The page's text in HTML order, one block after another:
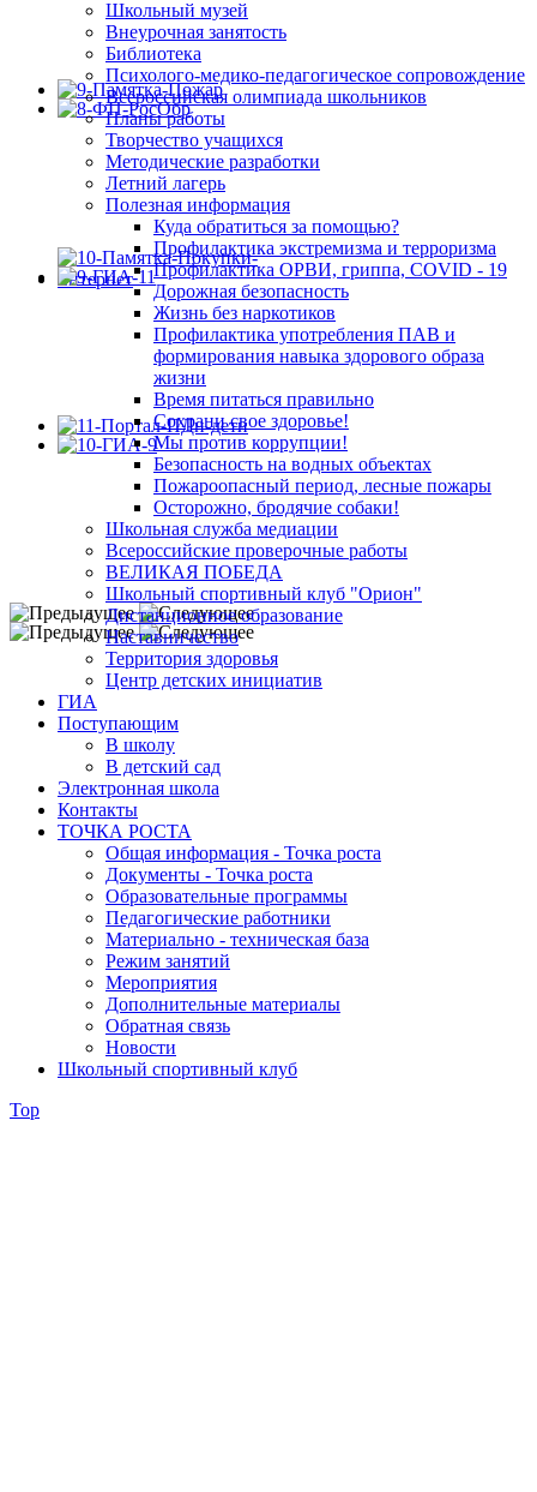
Школьный музей
Внеурочная занятость
Библиотека
Психолого-медико-педагогическое сопровождение
Всероссийская олимпиада школьников
Планы работы
Творчество учащихся
Методические разработки
Летний лагерь
Полезная информация
Куда обратиться за помощью?
Профилактика экстремизма и терроризма
Профилактика ОРВИ, гриппа, COVID - 19
Дорожная безопасность
Жизнь без наркотиков
Профилактика употребления ПАВ и
формирования навыка здорового образа
жизни
Время питаться правильно
Сохрани свое здоровье!
Мы против коррупции!
Безопасность на водных объектах
Пожароопасный период, лесные пожары
Осторожно, бродячие собаки!
Школьная служба медиации
Всероссийские проверочные работы
ВЕЛИКАЯ ПОБЕДА
Школьный спортивный клуб "Орион"
Дистанционное образование
Наставничество
Территория здоровья
Центр детских инициатив
ГИА
Поступающим
В школу
В детский сад
Электронная школа
Контакты
ТОЧКА РОСТА
Общая информация - Точка роста
Документы - Точка роста
Образовательные программы
Педагогические работники
Материально - техническая база
Режим занятий
Мероприятия
Дополнительные материалы
Обратная связь
Новости
Школьный спортивный клуб
Top